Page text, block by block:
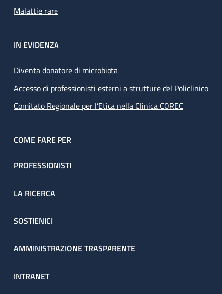
Malattie rare
IN EVIDENZA
Diventa donatore di microbiota
Accesso di professionisti esterni a strutture del Policlinico
Comitato Regionale per l’Etica nella Clinica COREC
COME FARE PER
PROFESSIONISTI
LA RICERCA
SOSTIENICI
AMMINISTRAZIONE TRASPARENTE
INTRANET